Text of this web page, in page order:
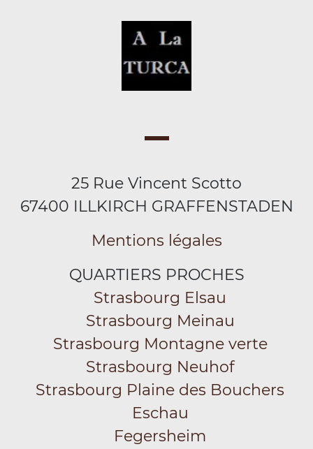
25 Rue Vincent Scotto
67400 ILLKIRCH GRAFFENSTADEN
Mentions légales
QUARTIERS PROCHES
Strasbourg Elsau
Strasbourg Meinau
Strasbourg Montagne verte
Strasbourg Neuhof
Strasbourg Plaine des Bouchers
Eschau
Fegersheim